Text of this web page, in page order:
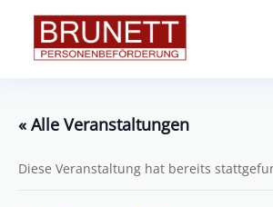
« Alle Veranstaltungen
Diese Veranstaltung hat bereits